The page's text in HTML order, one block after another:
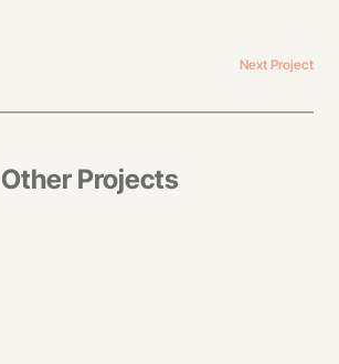
Next Project
Other Projects